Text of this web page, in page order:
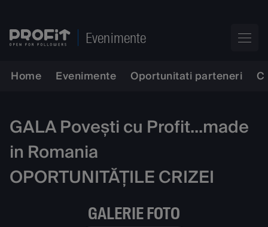
Evenimente
Home Evenimente Oportunitati parteneri
GALA Povești cu Profit...made
in Romania
OPORTUNITĂȚILE CRIZEI
GALERIE FOTO